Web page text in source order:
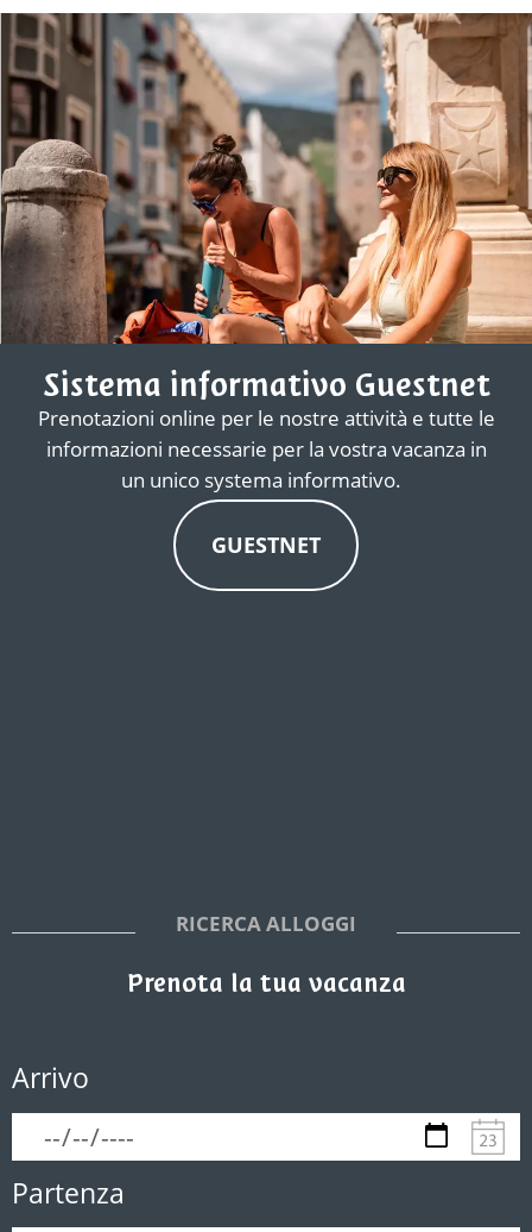
Sistema informativo Guestnet
Prenotazioni online per le nostre attività e tutte le
informazioni necessarie per la vostra vacanza in
un unico systema informativo.
GUESTNET
RICERCA ALLOGGI
Prenota la tua vacanza
Arrivo
Partenza